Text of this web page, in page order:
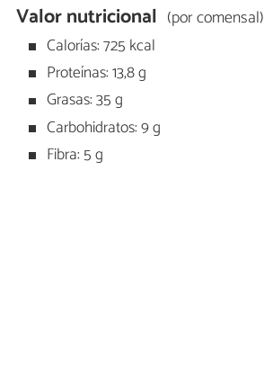
Valor nutricional (por comensal)
Calorías: 725 kcal
Proteínas: 13,8 g
Grasas: 35 g
Carbohidratos: 9 g
Fibra: 5 g